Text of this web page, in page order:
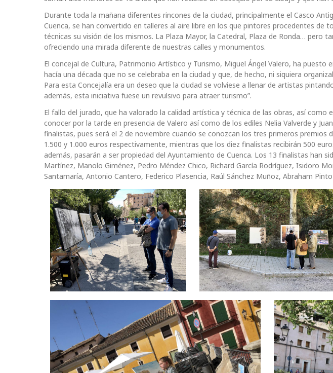
Durante toda la mañana diferentes rincones de la ciudad, principalmente el Casco
Cuenca, se han convertido en talleres al aire libre en los que pintores procedentes de
técnicas su visión de los mismos. La Plaza Mayor, la Catedral, Plaza de Ronda… pero
ofreciendo una mirada diferente de nuestras calles y monumentos.
El concejal de Cultura, Patrimonio Artístico y Turismo, Miguel Ángel Valero, ha puesto
hacía una década que no se celebraba en la ciudad y que, de hecho, ni siquiera
Para esta Concejalía era un deseo que la ciudad se volviese a llenar de artistas
además, esta iniciativa fuese un revulsivo para atraer turismo”.
El fallo del jurado, que ha valorado la calidad artística y técnica de las obras, así como
conocer por la tarde en presencia de Valero así como de los ediles Nelia Valverde y
finalistas, pues será el 2 de noviembre cuando se conozcan los tres primeros premios
1.500 y 1.000 euros respectivamente, mientras que los diez finalistas recibirán 500
además, pasarán a ser propiedad del Ayuntamiento de Cuenca. Los 13 finalistas han
Martínez, Manolo Giménez, Pedro Méndez Chico, Richard García Rodríguez, Isidoro
Santamaría, Antonio Cantero, Federico Plasencia, Raúl Sánchez Muñoz, Abraham